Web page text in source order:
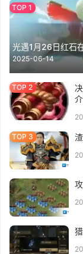
光遇1月26日红石
2025-06-14